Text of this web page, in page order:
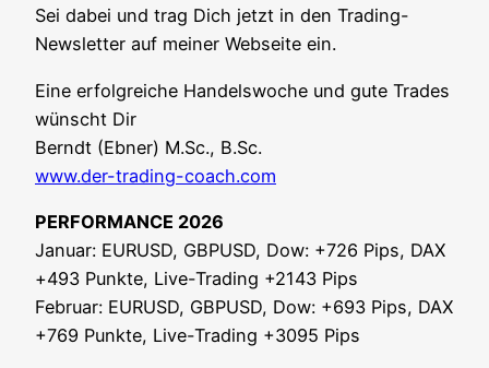
Sei dabei und trag Dich jetzt in den Tra­ding-
News­let­ter auf mei­ner Web­sei­te ein.
Eine erfolg­rei­che Han­dels­wo­che und gute Trades
wünscht Dir
Berndt (Ebner) M.Sc., B.Sc.
www.der-trading-coach.com
PERFORMANCE 2026
Janu­ar: EURUSD, GBPUSD, Dow: +726 Pips, DAX
+493 Punk­te, Live-Tra­ding +2143 Pips
Febru­ar: EURUSD, GBPUSD, Dow: +693 Pips, DAX
+769 Punk­te, Live-Tra­ding +3095 Pips